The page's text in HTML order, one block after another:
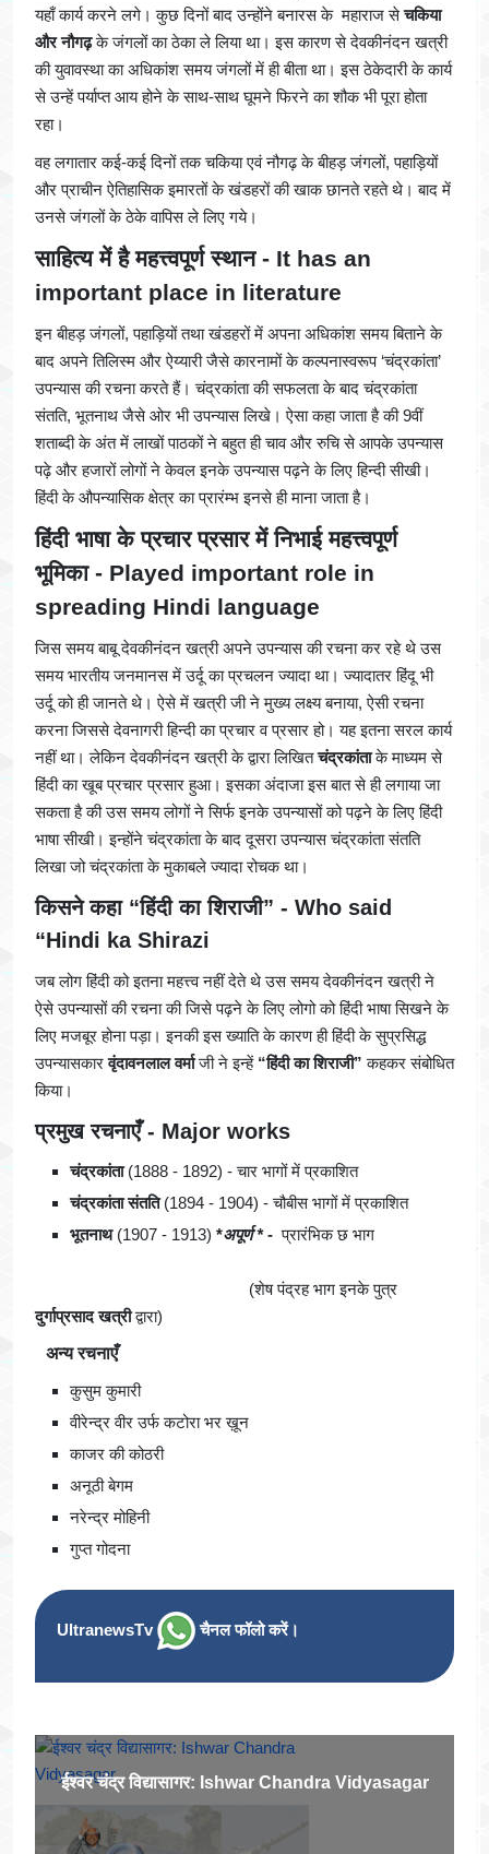
यहाँ कार्य करने लगे। कुछ दिनों बाद उन्होंने बनारस के महाराज सेचकिया
और नौगढ़के जंगलों का ठेका ले लिया था। इस कारण से देवकीनंदन खत्री
की युवावस्था का अधिकांश समय जंगलों में ही बीता था। इस ठेकेदारी के कार्य
से उन्हें पर्याप्त आय होने के साथ-साथ घूमने फिरने का शौक भी पूरा होता
रहा।
वह लगातार कई-कई दिनों तक चकिया एवं नौगढ़ के बीहड़ जंगलों, पहाड़ियों
और प्राचीन ऐतिहासिक इमारतों के खंडहरों की खाक छानते रहते थे। बाद में
उनसे जंगलों के ठेके वापिस ले लिए गये।
साहित्य में है महत्त्वपूर्ण स्थान - It has an
important place in literature
इन बीहड़ जंगलों, पहाड़ियों तथा खंडहरों में अपना अधिकांश समय बिताने के
बाद अपने तिलिस्म और ऐय्यारी जैसे कारनामों के कल्पनास्वरूप ‘चंद्रकांता’
उपन्यास की रचना करते हैं। चंद्रकांता की सफलता के बाद चंद्रकांता
संतति, भूतनाथ जैसे ओर भी उपन्यास लिखे। ऐसा कहा जाता है की 9वीं
शताब्दी के अंत में लाखों पाठकों ने बहुत ही चाव और रुचि से आपके उपन्यास
पढ़े और हजारों लोगों ने केवल इनके उपन्यास पढ़ने के लिए हिन्दी सीखी।
हिंदी के औपन्यासिक क्षेत्र का प्रारंम्भ इनसे ही माना जाता है।
हिंदी भाषा के प्रचार प्रसार में निभाई महत्त्वपूर्ण
भूमिका - Played important role in
spreading Hindi language
जिस समय बाबू देवकीनंदन खत्री अपने उपन्यास की रचना कर रहे थे उस
समय भारतीय जनमानस में उर्दू का प्रचलन ज्यादा था। ज्यादातर हिंदू भी
उर्दू को ही जानते थे। ऐसे में खत्री जी ने मुख्य लक्ष्य बनाया, ऐसी रचना
करना जिससे देवनागरी हिन्दी का प्रचार व प्रसार हो। यह इतना सरल कार्य
नहीं था। लेकिन देवकीनंदन खत्री के द्वारा लिखितचंद्रकांताके माध्यम से
हिंदी का खूब प्रचार प्रसार हुआ। इसका अंदाजा इस बात से ही लगाया जा
सकता है की उस समय लोगों ने सिर्फ इनके उपन्यासों को पढ़ने के लिए हिंदी
भाषा सीखी। इन्होंने चंद्रकांता के बाद दूसरा उपन्यास चंद्रकांता संतति
लिखा जो चंद्रकांता के मुकाबले ज्यादा रोचक था।
किसने कहा “हिंदी का शिराजी” - Who said
“Hindi ka Shirazi
जब लोग हिंदी को इतना महत्त्व नहीं देते थे उस समय देवकीनंदन खत्री ने
ऐसे उपन्यासों की रचना की जिसे पढ़ने के लिए लोगो को हिंदी भाषा सिखने के
लिए मजबूर होना पड़ा। इनकी इस ख्याति के कारण ही हिंदी के सुप्रसिद्ध
उपन्यासकारवृंदावनलाल वर्माजी ने इन्हें “हिंदी का शिराजी” कहकर संबोधित
किया।
प्रमुख रचनाएँ - Major works
चंद्रकांता(1888 - 1892) - चार भागों में प्रकाशित
चंद्रकांता संतति(1894 - 1904) - चौबीस भागों में प्रकाशित
भूतनाथ(1907 - 1913) *अपूर्ण *- प्रारंभिक छ भाग
(शेष पंद्रह भाग इनके पुत्र
दुर्गाप्रसाद खत्रीद्वारा)
अन्य रचनाएँ
कुसुम कुमारी
वीरेन्द्र वीर उर्फ कटोरा भर ख़ून
काजर की कोठरी
अनूठी बेगम
नरेन्द्र मोहिनी
गुप्त गोदना
UltranewsTv चैनल फॉलो करें।
ईश्वर चंद्र विद्यासागर: Ishwar Chandra Vidyasagar